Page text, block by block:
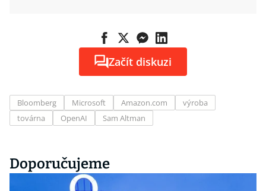
Začít diskuzi
Bloomberg Microsoft Amazon.com
výroba
továrna
OpenAI Sam Altman
Doporučujeme